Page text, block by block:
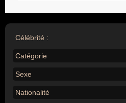
Célébrité :
Catégorie
Sexe
Nationalité